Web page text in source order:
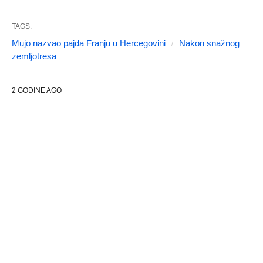
TAGS:
Mujo nazvao pajda Franju u Hercegovini
Nakon snažnog
zemljotresa
2 GODINE AGO